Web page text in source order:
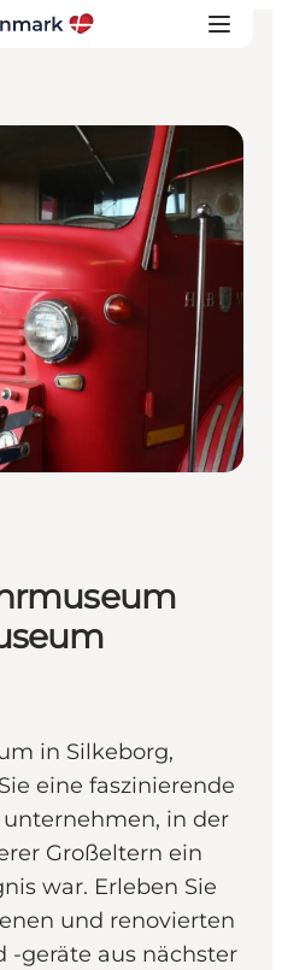
in Silkeborg,
eine faszinierende
in der
Großeltern ein
war. Erleben Sie
und renovierten
-geräte aus nächster